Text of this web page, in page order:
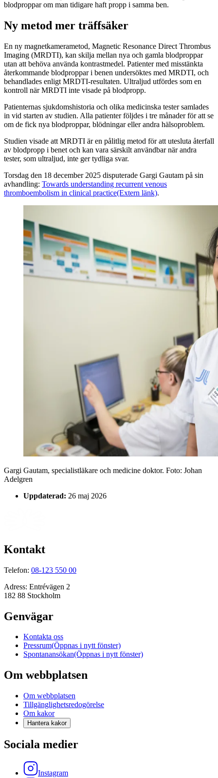
blodproppar om man tidigare haft propp i samma ben.
Ny metod mer träffsäker
En ny magnetkamerametod, Magnetic Resonance Direct Thrombus
Imaging (MRDTI), kan skilja mellan nya och gamla blodproppar
utan att behöva använda kontrastmedel. Patienter med misstänkta
återkommande blodproppar i benen undersöktes med MRDTI, och
behandlades enligt MRDTI-resultaten. Ultraljud utfördes som en
kontroll när MRDTI inte visade på blodpropp.
Patienternas sjukdomshistoria och olika medicinska tester samlades
in vid starten av studien. Alla patienter följdes i tre månader för att se
om de fick nya blodproppar, blödningar eller andra hälsoproblem.
Studien visade att MRDTI är en pålitlig metod för att utesluta återfall
av blodpropp i benet och kan vara särskilt användbar när andra
tester, som ultraljud, inte ger tydliga svar.
Torsdag den 18 december 2025 disputerade Gargi Gautam på sin
avhandling: Towards understanding recurrent venous
thromboembolism in clinical practice(Extern länk).
Gargi Gautam, specialistläkare och medicine doktor. Foto: Johan
Adelgren
Uppdaterad: 26 maj 2026
Kontakt
Telefon: 08-123 550 00
Adress: Entrévägen 2
182 88 Stockholm
Genvägar
Kontakta oss
Pressrum(Öppnas i nytt fönster)
Spontanansökan(Öppnas i nytt fönster)
Om webbplatsen
Om webbplatsen
Tillgänglighetsredogörelse
Om kakor
Hantera kakor
Sociala medier
Instagram